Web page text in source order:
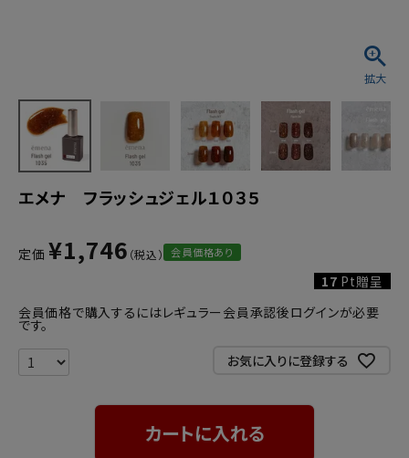
エメナ フラッシュジェル１０３５
定価 ¥1,746 会員価格あり
17 Pt贈呈
会員価格で購入するにはレギュラー会員承認後ログインが必要
です。
お気に入りに登録する
カートに入れる